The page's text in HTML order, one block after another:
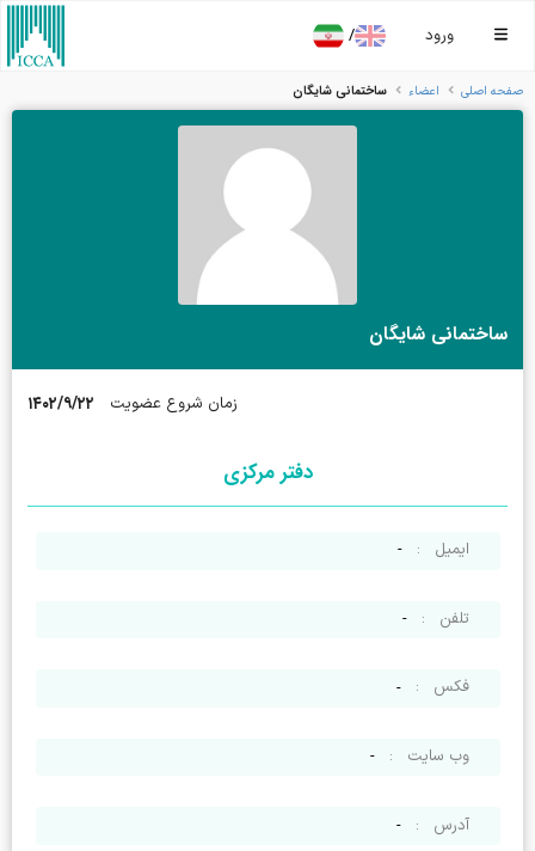
ورود /
صفحه اصلی اعضاء ساختمانی شايگان
ساختمانی شايگان
زمان شروع عضویت ۱۴۰۲/۹/۲۲
دفتر مرکزی
ایمیل :
-
تلفن :
-
فکس :
-
وب سایت :
-
آدرس :
-